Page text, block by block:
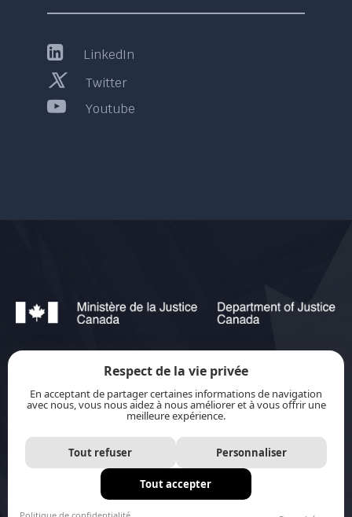
LinkedIn
Twitter
Youtube
jurisource.ca est financé par le ministère de la
Justice du Canada dans le cadre duPlan
d’action pour les langues officielles 2023-2028 :
Protection-promotion-collaboration.
Distantia
Respect de la vie privée
En acceptant de partager certaines informations de navigation
avec nous, vous nous aidez à nous améliorer et à vous offrir une
meilleure expérience.
Tout refuser Personnaliser
Tout accepter